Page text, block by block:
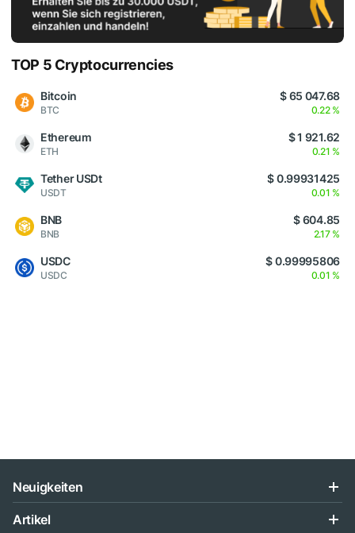
TOP 5 Cryptocurrencies
Bitcoin
BTC
$ 65 047.68
0.22 %
Ethereum
ETH
$ 1 921.62
0.21 %
Tether USDt
USDT
$ 0.99931425
0.01 %
BNB
BNB
$ 604.85
2.17 %
USDC
USDC
$ 0.99995806
0.01 %
Neuigkeiten
Artikel